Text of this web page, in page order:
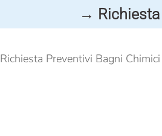
→ Richiesta
Richiesta Preventivi Bagni Chimici